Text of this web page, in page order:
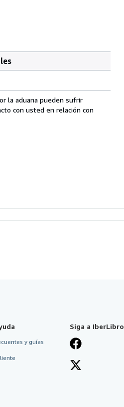
la aduana pueden sufrir
con usted en relación con
y guías
Siga a IberLibro